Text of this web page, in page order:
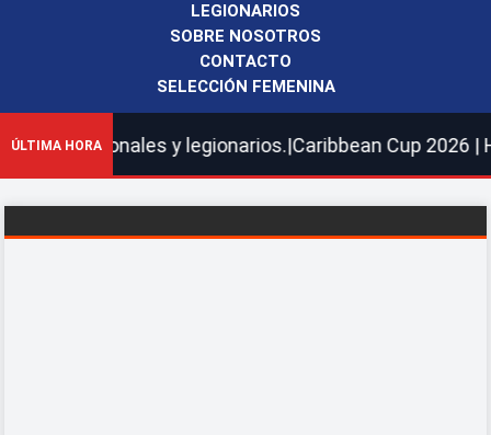
LEGIONARIOS
SOBRE NOSOTROS
CONTACTO
SELECCIÓN FEMENINA
ÚLTIMA HORA
y legionarios.|Caribbean Cup 2026 | Hoy Cibao